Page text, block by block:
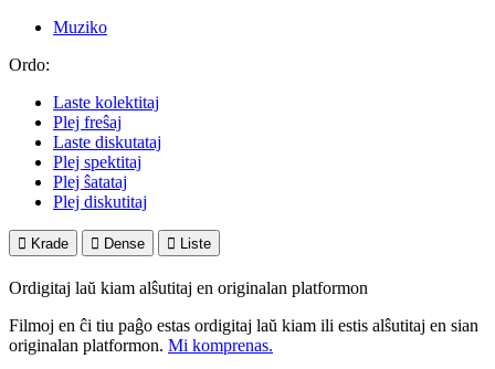
Muziko
Ordo:
Laste kolektitaj
Plej freŝaj
Laste diskutataj
Plej spektitaj
Plej ŝatataj
Plej diskutitaj
 Krade  Dense  Liste
Ordigitaj laŭ kiam alŝutitaj en originalan platformon
Filmoj en ĉi tiu paĝo estas ordigitaj laŭ kiam ili estis alŝutitaj en sian
originalan platformon. Mi komprenas.